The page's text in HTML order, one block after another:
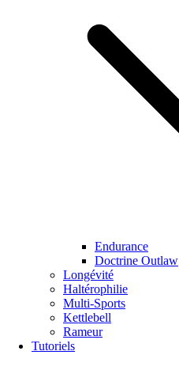
Endurance
Doctrine Outlaw
Longévité
Haltérophilie
Multi-Sports
Kettlebell
Rameur
Tutoriels